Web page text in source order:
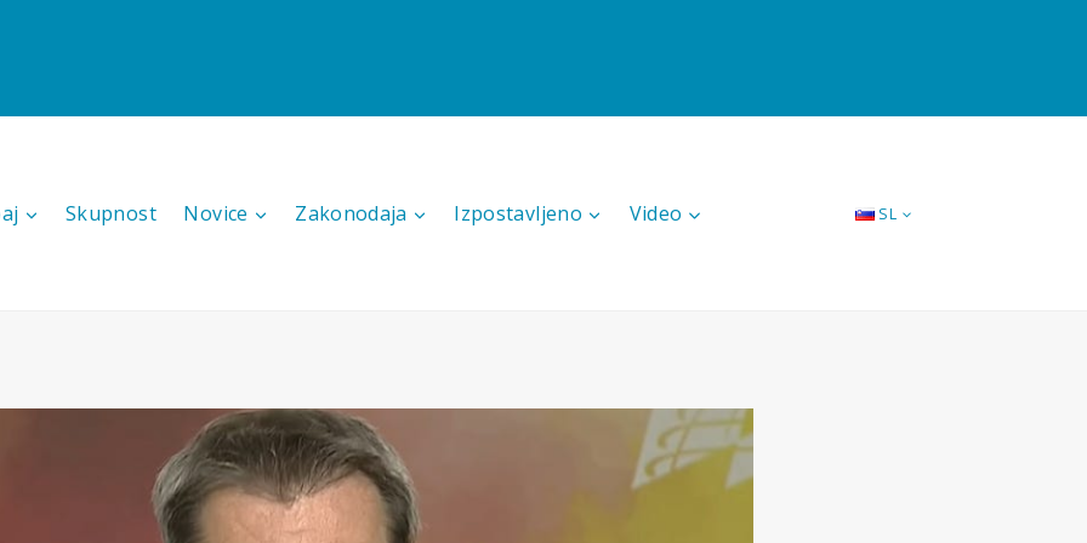
Skupnost Novice Zakonodaja Izpostavljeno Video SL